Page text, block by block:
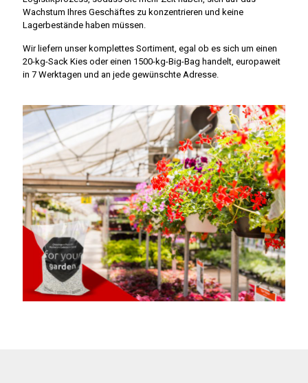
Wachstum Ihres Geschäftes zu konzentrieren und keine
Lagerbestände haben müssen.
Wir liefern unser komplettes Sortiment, egal ob es sich um einen
20-kg-Sack Kies oder einen 1500-kg-Big-Bag handelt, europaweit
in 7 Werktagen und an jede gewünschte Adresse.